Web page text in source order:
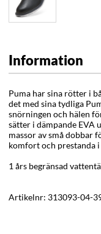
Information
Puma har sina rötter i
det med sina tydliga
snörningen och hälen
sätter i dämpande EVA
massor av små dobbar
komfort och prestanda i
1 års begränsad
Artikelnr: 313093-04-